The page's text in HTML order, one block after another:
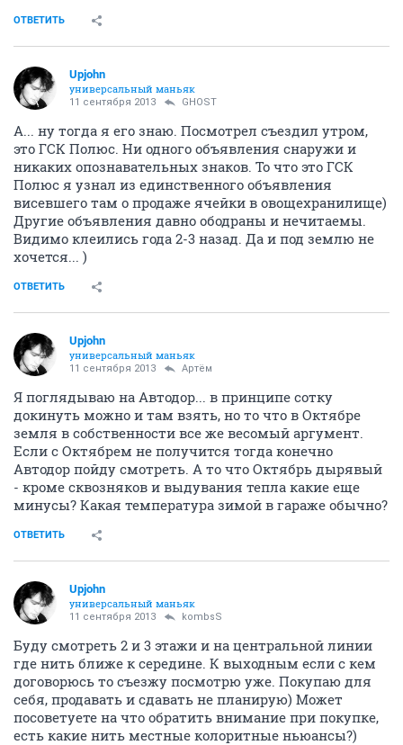
ОТВЕТИТЬ
Upjohn
универсальный маньяк
11 сентября 2013 GHOST
А... ну тогда я его знаю. Посмотрел съездил утром,
это ГСК Полюс. Ни одного объявления снаружи и
никаких опознавательных знаков. То что это ГСК
Полюс я узнал из единственного объявления
висевшего там о продаже ячейки в овощехранилище)
Другие объявления давно ободраны и нечитаемы.
Видимо клеились года 2-3 назад. Да и под землю не
хочется... )
ОТВЕТИТЬ
Upjohn
универсальный маньяк
11 сентября 2013 Артём
Я поглядываю на Автодор... в принципе сотку
докинуть можно и там взять, но то что в Октябре
земля в собственности все же весомый аргумент.
Если с Октябрем не получится тогда конечно
Автодор пойду смотреть. А то что Октябрь дырявый
- кроме сквозняков и выдувания тепла какие еще
минусы? Какая температура зимой в гараже обычно?
ОТВЕТИТЬ
Upjohn
универсальный маньяк
11 сентября 2013 kombsS
Буду смотреть 2 и 3 этажи и на центральной линии
где нить ближе к середине. К выходным если с кем
договорюсь то съезжу посмотрю уже. Покупаю для
себя, продавать и сдавать не планирую) Может
посоветуете на что обратить внимание при покупке,
есть какие нить местные колоритные ньюансы?)